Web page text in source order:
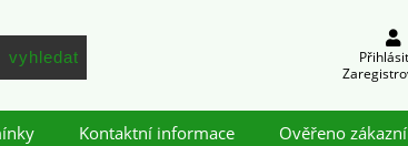
Kontaktní informace Ověřeno